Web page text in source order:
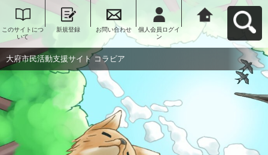
このサイトにつ
いて
新規登録 お問い合わせ
個人会員ログイ
ン
大府市民活動支
援サイト コラビ
アへ戻る
大府市民活動支援サイト コラビア